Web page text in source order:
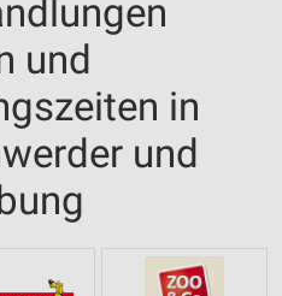
und
in
und